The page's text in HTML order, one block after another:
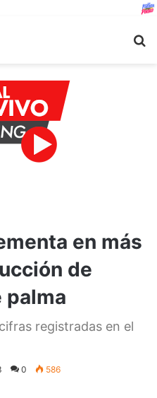
en más
de
palma
registradas en el
0 586